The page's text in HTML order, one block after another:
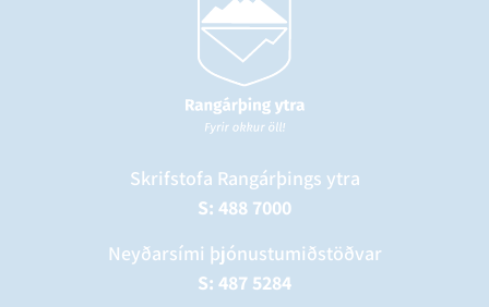
Skrifstofa Rangárþings ytra
S: 488 7000
Neyðarsími þjónustumiðstöðvar
S: 487 5284